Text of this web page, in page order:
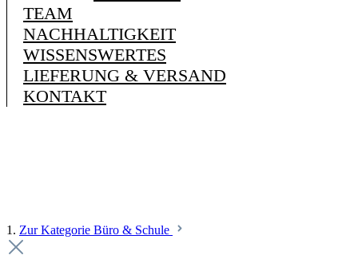
TEAM
NACHHALTIGKEIT
WISSENSWERTES
LIEFERUNG & VERSAND
KONTAKT
1. Zur Kategorie Büro & Schule